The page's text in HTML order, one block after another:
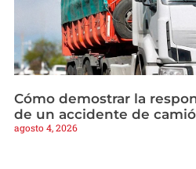
Cómo demostrar la
de un accidente de
agosto 4, 2026